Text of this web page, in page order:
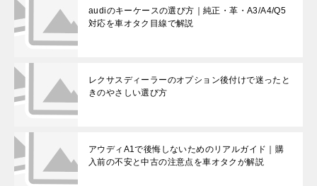
audiのキーケースの選び方｜純正・革・A3/A4/Q5
対応を車オタク目線で解説
レクサスディーラーのオプション後付けで迷ったと
きのやさしい選び方
アウディA1で後悔しないためのリアルガイド｜購
入前の不安と中古の注意点を車オタクが解説